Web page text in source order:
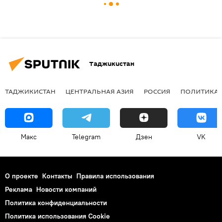
Таджикистан
ТАДЖИКИСТАН ЦЕНТРАЛЬНАЯ АЗИЯ РОССИЯ ПОЛИТИКА
Макс Telegram Дзен VK
О проекте Контакты Правила использования
Реклама Новости компаний
Политика конфиденциальности
Политика использования Cookie